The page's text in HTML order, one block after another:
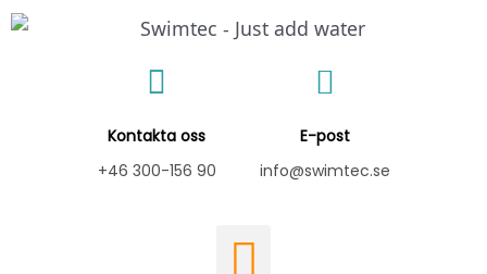
Hoppa
Kontakta oss
+46 300-156 90
E-post
info@swimtec.se